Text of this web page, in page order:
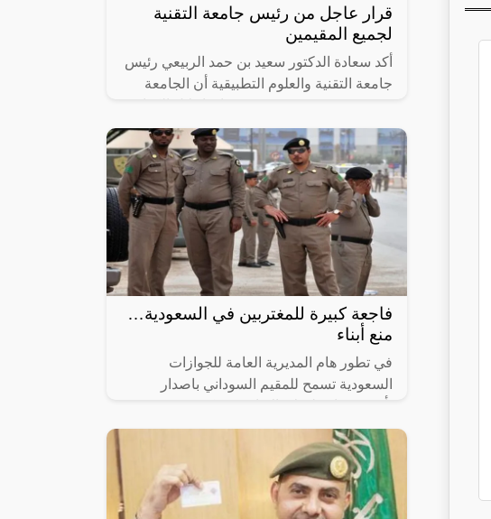
قرار عاجل من رئيس جامعة التقنية
لجميع المقيمين
أكد سعادة الدكتور سعيد بن حمد الربيعي رئيس
جامعة التقنية والعلوم التطبيقية أن الجامعة
العمانية، الأول يعنى بإحلال
فاجعة كبيرة للمغتربين في السعودية…
منع أبناء
في تطور هام المديرية العامة للجوازات
السعودية تسمح للمقيم السوداني باصدار
الخطوة المتقدمة التزام المملكة بتعزيز الروابط